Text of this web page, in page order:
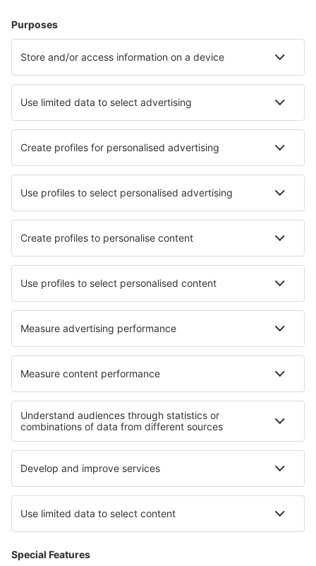
Hoteluri în Edinburgh
Hoteluri în Manchester Hoteluri în Ryde
Hoteluri în Castle Douglas Hoteluri în Braunton
Hoteluri în Criccieth Hoteluri în Aberystwyth
Cele mai bune hoteluri - orașe
Hoteluri în Lissac-sur-Couze Hoteluri în Americana
Hoteluri în Campénéac Hoteluri în Ananindeua
Hoteluri în Grossebersdorf Hoteluri în Ponsacco
Hoteluri în Oponice Hoteluri în Tollarp
Cele mai bune hoteluri - regiuni
Hoteluri în Great Yarmouth
Hoteluri ȋn Insulele Anglo-Normande Hoteluri in Wales
Hoteluri in Scotland Hoteluri în Guernsey
Hoteluri în Cipru Hoteluri in Rodos
Hoteluri în South Bohemia Hoteluri in Sächsische Schweiz